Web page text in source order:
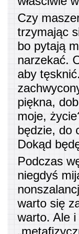
Czy
trzymając
bo pytają
narzekać.
aby
piękna,
moje,
będzie, do
Dokąd
Podczas
niegdyś
warto się
warto. Ale